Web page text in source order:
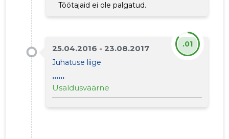
Töötajaid ei ole palgatud.
25.04.2016 - 23.08.2017
Juhatuse liige
......
Usaldusväärne
.01